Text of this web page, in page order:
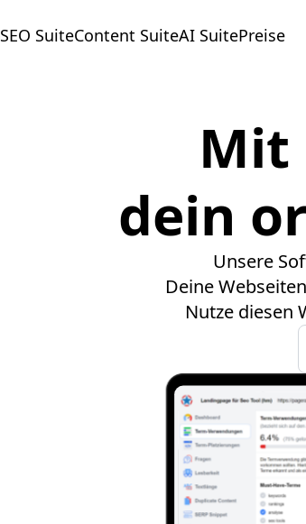
SEO SuiteContent SuiteAI SuitePreise
Mit
dein
Unsere
Deine
Nutze diesen